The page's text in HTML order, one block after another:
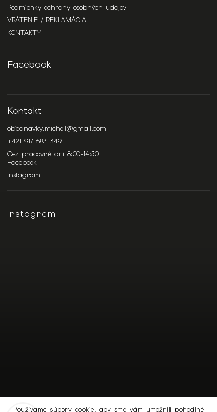
Používame súbory cookie, aby sme vám umožnili pohodlné
Podmienky ochrany osobných údajov
VRÁTENIE / REKLAMÁCIA
KONTAKTY
Facebook
Kontakt
objednavky.michell@gmail.com
+421 917 683 349
Cez pracovné dni 8:00-14:30
Facebook
Instagram
Instagram